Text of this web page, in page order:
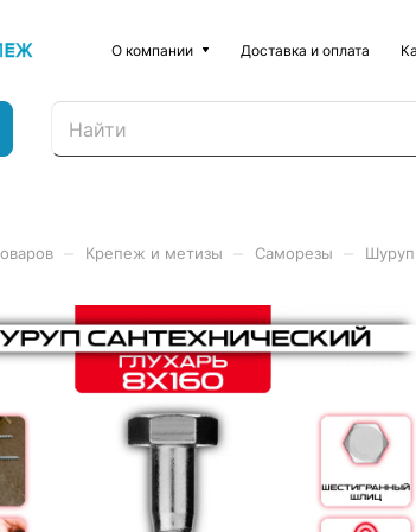
О компании Доставка и оплата
Крепеж и метизы Саморезы Шуруп